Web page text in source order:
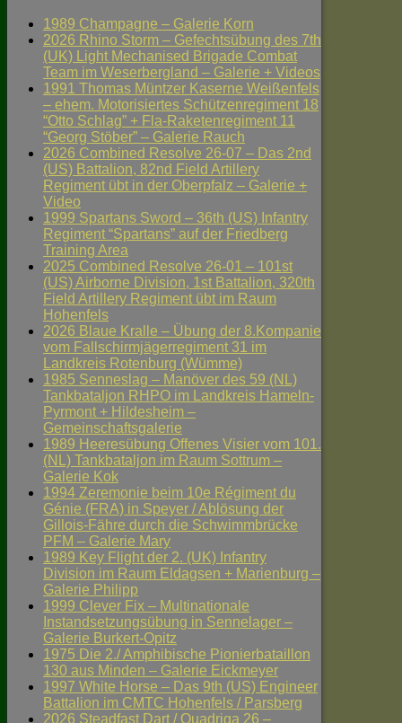
1989 Champagne – Galerie Korn
2026 Rhino Storm – Gefechtsübung des 7th
(UK) Light Mechanised Brigade Combat
Team im Weserbergland – Galerie + Videos
1991 Thomas Müntzer Kaserne Weißenfels
– ehem. Motorisiertes Schützenregiment 18
“Otto Schlag” + Fla-Raketenregiment 11
“Georg Stöber” – Galerie Rauch
2026 Combined Resolve 26-07 – Das 2nd
(US) Battalion, 82nd Field Artillery
Regiment übt in der Oberpfalz – Galerie +
Video
1999 Spartans Sword – 36th (US) Infantry
Regiment “Spartans” auf der Friedberg
Training Area
2025 Combined Resolve 26-01 – 101st
(US) Airborne Division, 1st Battalion, 320th
Field Artillery Regiment übt im Raum
Hohenfels
2026 Blaue Kralle – Übung der 8.Kompanie
vom Fallschirmjägerregiment 31 im
Landkreis Rotenburg (Wümme)
1985 Senneslag – Manöver des 59 (NL)
Tankbataljon RHPO im Landkreis Hameln-
Pyrmont + Hildesheim –
Gemeinschaftsgalerie
1989 Heeresübung Offenes Visier vom 101.
(NL) Tankbataljon im Raum Sottrum –
Galerie Kok
1994 Zeremonie beim 10e Régiment du
Génie (FRA) in Speyer / Ablösung der
Gillois-Fähre durch die Schwimmbrücke
PFM – Galerie Mary
1989 Key Flight der 2. (UK) Infantry
Division im Raum Eldagsen + Marienburg –
Galerie Philipp
1999 Clever Fix – Multinationale
Instandsetzungsübung in Sennelager –
Galerie Burkert-Opitz
1975 Die 2./ Amphibische Pionierbataillon
130 aus Minden – Galerie Eickmeyer
1997 White Horse – Das 9th (US) Engineer
Battalion im CMTC Hohenfels / Parsberg
2026 Steadfast Dart / Quadriga 26 –